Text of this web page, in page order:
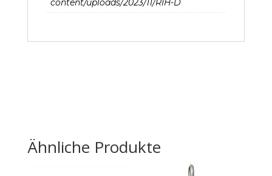
content/uploads/2023/11/RIH-D
Ähnliche Produkte